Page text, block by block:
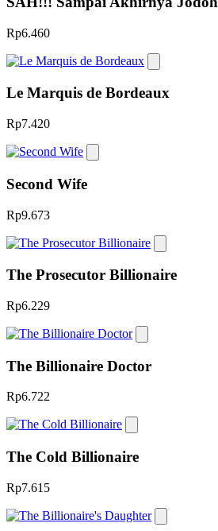
Rp6.460
Le Marquis de Bordeaux
Rp7.420
Second Wife
Rp9.673
The Prosecutor Billionaire
Rp6.229
The Billionaire Doctor
Rp6.722
The Cold Billionaire
Rp7.615